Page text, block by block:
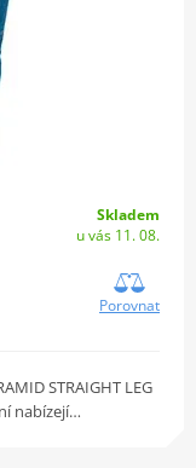
Skladem
u vás 11. 08.
Porovnat
STRAIGHT LEG
nabízejí…